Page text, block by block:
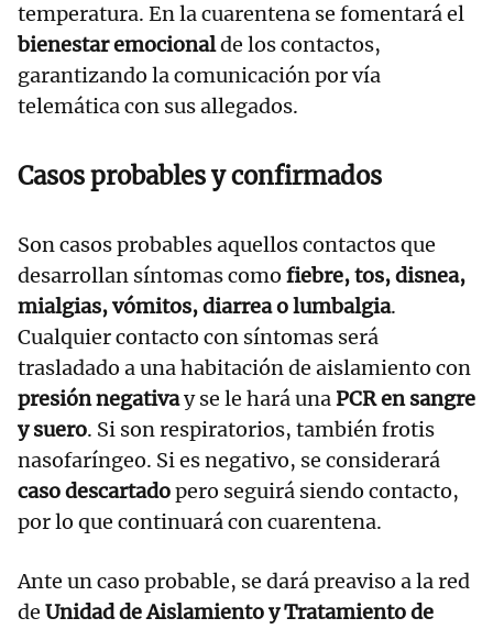
temperatura. En la cuarentena se fomentará el
bienestar emocionalde los contactos,
garantizando la comunicación por vía
telemática con sus allegados.
Casos probables y confirmados
Son casos probables aquellos contactos que
desarrollan síntomas como fiebre, tos, disnea,
mialgias, vómitos, diarrea o lumbalgia.
Cualquier contacto con síntomas será
trasladado a una habitación de aislamiento con
presión negativay se le hará unaPCR en sangre
y suero. Si son respiratorios, también frotis
nasofaríngeo. Si es negativo, se considerará
caso descartadopero seguirá siendo contacto,
por lo que continuará con cuarentena.
Ante un caso probable, se dará preaviso a la red
de Unidad de Aislamiento y Tratamiento de